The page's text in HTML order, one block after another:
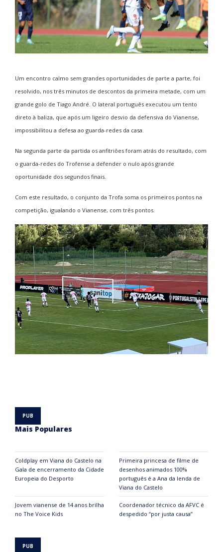
Um encontro calmo sem grandes oportunidades de parte a parte, foi
resolvido, nos três minutos de descontos da primeira metade, com um
grande golo de Tiago André. O lateral português executou um tento
direto à baliza, que após um ligeiro desvio da defensiva do Vianense,
impossibilitou a defesa ao guarda-redes da casa.
Na segunda parte da partida os anfitriões foram atrás do resultado, com
o guarda-redes do Trofense a defender o nulo após grande
oportunidade dos segundos finais.
Com este resultado, o conjunto da Trofa soma os primeiros pontos na
competição, igualando o Vianense, com três pontos.
Mais Populares
Coldplay em Viana do Castelo na
Gala de encerramento da Cidade
Europeia do Desporto
Primeira princesa de filme de
desenhos animados 100%
português é a Ana da lenda de
Viana do Castelo
Jovem vianense de 14 anos brilha
no The Voice Kids
Coordenador técnico da AFVC é
despedido “por justa causa”